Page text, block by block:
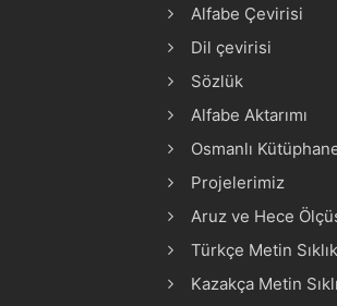
Alfabe Çevirisi
Dil çevirisi
Sözlük
Alfabe Aktarımı
Osmanlı
Projelerimiz
Aruz ve Hece
Türkçe Metin
Kazakça Metin